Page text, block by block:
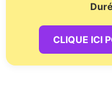
CLIQUE ICI